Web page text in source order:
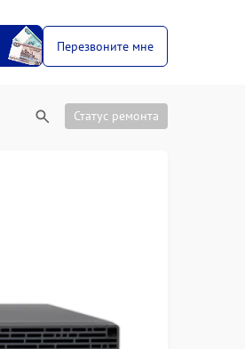
Перезвоните мне
Статус ремонта